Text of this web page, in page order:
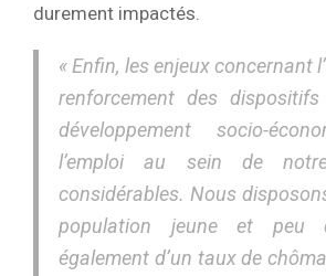
durement impactés.
« Enfin, les enjeux concernant
renforcement des
développement socio-
l’emploi au sein de
considérables. Nous
population jeune et peu
également d’un taux de